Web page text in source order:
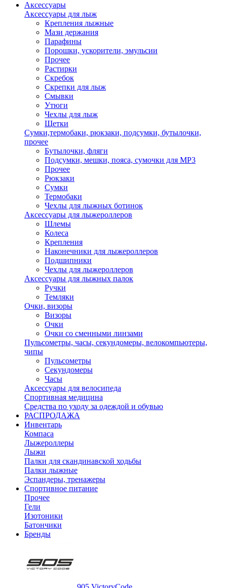
Аксессуары
Аксессуары для лыж
Крепления лыжные
Мази держания
Парафины
Порошки, ускорители, эмульсии
Прочее
Растирки
Скребок
Скрепки для лыж
Смывки
Утюги
Чехлы для лыж
Щетки
Сумки,термобаки, рюкзаки, подсумки, бутылочки,
прочее
Бутылочки, фляги
Подсумки, мешки, пояса, сумочки для MP3
Прочее
Рюкзаки
Сумки
Термобаки
Чехлы для лыжных ботинок
Аксессуары для лыжероллеров
Шлемы
Колеса
Крепления
Наконечники для лыжероллеров
Подшипники
Чехлы для лыжероллеров
Аксессуары для лыжных палок
Ручки
Темляки
Очки, визоры
Визоры
Очки
Очки со сменными линзами
Пульсометры, часы, секундомеры, велокомпьютеры,
чипы
Пульсометры
Секундомеры
Часы
Аксессуары для велосипеда
Спортивная медицина
Средства по уходу за одеждой и обувью
РАСПРОДАЖА
Инвентарь
Компаса
Лыжероллеры
Лыжи
Палки для скандинавской ходьбы
Палки лыжные
Эспандеры, тренажеры
Спортивное питание
Прочее
Гели
Изотоники
Батончики
Бренды